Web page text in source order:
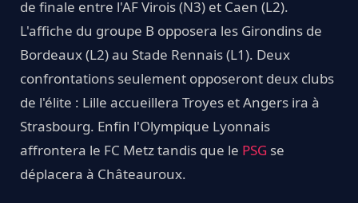
de finale entre l'AF Virois (N3) et Caen (L2).
L'affiche du groupe B opposera les Girondins de
Bordeaux (L2) au Stade Rennais (L1). Deux
confrontations seulement opposeront deux clubs
de l'élite : Lille accueillera Troyes et Angers ira à
Strasbourg. Enfin l'Olympique Lyonnais
affrontera le FC Metz tandis que le PSG se
déplacera à Châteauroux.